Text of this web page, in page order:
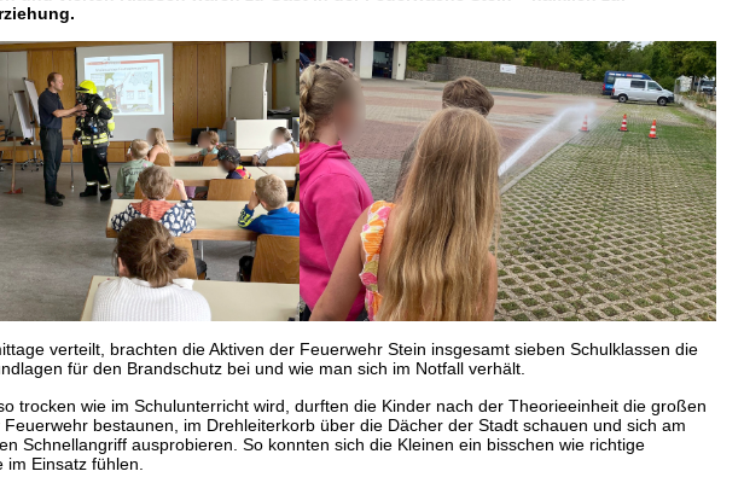
verteilt, brachten die Aktiven der Feuerwehr Stein insgesamt sieben Schulklassen die
für den Brandschutz bei und wie man sich im Notfall verhält.
trocken wie im Schulunterricht wird, durften die Kinder nach der Theorieeinheit die großen
Feuerwehr bestaunen, im Drehleiterkorb über die Dächer der Stadt schauen und sich am
Schnellangriff ausprobieren. So konnten sich die Kleinen ein bisschen wie richtige
Einsatz fühlen.